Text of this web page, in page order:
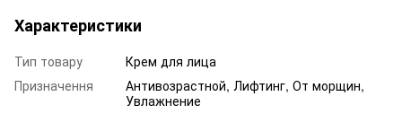
Характеристики
Тип товару
Крем для лица
Призначення
Антивозрастной, Лифтинг, От морщин,
Увлажнение